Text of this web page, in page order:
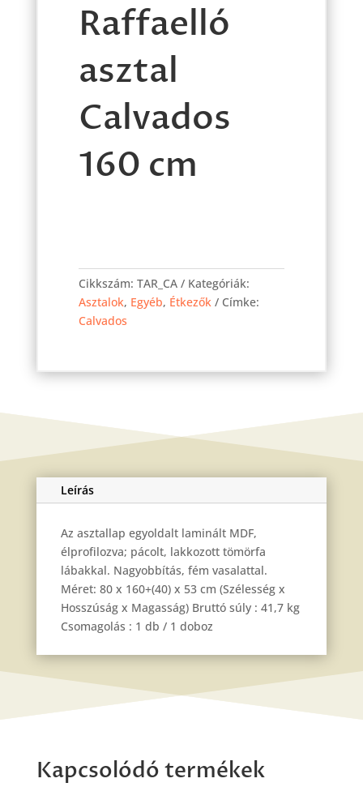
Raffaelló
asztal
Calvados
160 cm
asztal
Calvados
160
Cikkszám: TAR_CA
Kategóriák:
Asztalok, Egyéb, Étkezők
Címke:
Calvados
Leírás
Az asztallap egyoldalt laminált MDF,
élprofilozva; pácolt, lakkozott tömörfa
lábakkal. Nagyobbítás, fém vasalattal.
Méret: 80 x 160+(40) x 53 cm (Szélesség x
Hosszúság x Magasság) Bruttó súly : 41,7 kg
Csomagolás : 1 db / 1 doboz
Kapcsolódó termékek